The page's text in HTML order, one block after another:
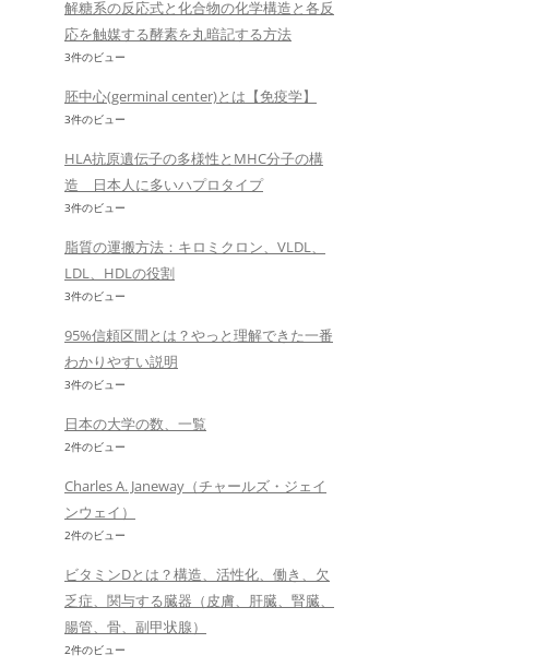
解糖系の反応式と化合物の化学構造と各反
応を触媒する酵素を丸暗記する方法
3件のビュー
胚中心(germinal center)とは【免疫学】
3件のビュー
HLA抗原遺伝子の多様性とMHC分子の構
造 日本人に多いハプロタイプ
3件のビュー
脂質の運搬方法：キロミクロン、VLDL、
LDL、HDLの役割
3件のビュー
95%信頼区間とは？やっと理解できた一番
わかりやすい説明
3件のビュー
日本の大学の数、一覧
2件のビュー
Charles A. Janeway（チャールズ・ジェイ
ンウェイ）
2件のビュー
ビタミンDとは？構造、活性化、働き、欠
乏症、関与する臓器（皮膚、肝臓、腎臓、
腸管、骨、副甲状腺）
2件のビュー